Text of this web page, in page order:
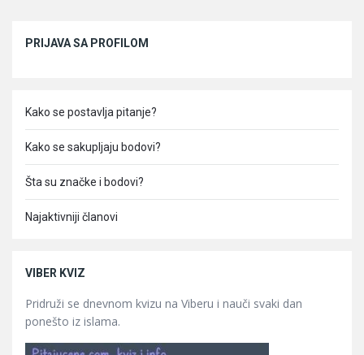
PRIJAVA SA PROFILOM
Kako se postavlja pitanje?
Kako se sakupljaju bodovi?
Šta su značke i bodovi?
Najaktivniji članovi
VIBER KVIZ
Pridruži se dnevnom kvizu na Viberu i nauči svaki dan
ponešto iz islama.